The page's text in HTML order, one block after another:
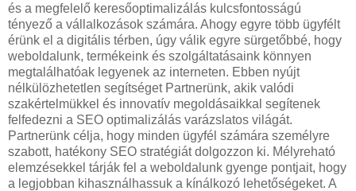
és a megfelelő keresőoptimalizálás kulcsfontosságú
tényező a vállalkozások számára. Ahogy egyre több ügyfélt
érünk el a digitális térben, úgy válik egyre sürgetőbbé, hogy
weboldalunk, termékeink és szolgáltatásaink könnyen
megtalálhatóak legyenek az interneten. Ebben nyújt
nélkülözhetetlen segítséget Partnerünk, akik valódi
szakértelmükkel és innovatív megoldásaikkal segítenek
felfedezni a SEO optimalizálás varázslatos világát.
Partnerünk célja, hogy minden ügyfél számára személyre
szabott, hatékony SEO stratégiát dolgozzon ki. Mélyreható
elemzésekkel tárják fel a weboldalunk gyenge pontjait, hogy
a legjobban kihasználhassuk a kínálkozó lehetőségeket. A